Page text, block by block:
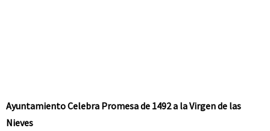
Ayuntamiento Celebra Promesa de 1492 a la Virgen de las
Nieves